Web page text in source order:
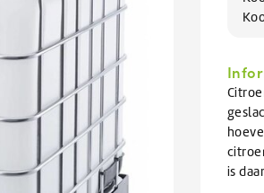
u
BEKIJK ALLE BRANCHES
Afwas
Line Premium
BEKIJK ALLE
en vullen van
BEKIJK ALLE GLYCOL
PH
BEKIJK ALLE
BEKIJK ALLE HYGIËNE
BEKIJK ALLE TANKWAGEN/
is